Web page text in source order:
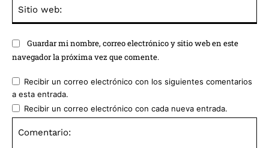
Guardar mi nombre, correo electrónico y sitio web en este
navegador la próxima vez que comente.
Recibir un correo electrónico con los siguientes comentarios
a esta entrada.
Recibir un correo electrónico con cada nueva entrada.